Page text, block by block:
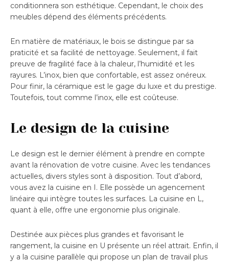
conditionnera son esthétique. Cependant, le choix des
meubles dépend des éléments précédents.
En matière de matériaux, le bois se distingue par sa
praticité et sa facilité de nettoyage. Seulement, il fait
preuve de fragilité face à la chaleur, l’humidité et les
rayures. L’inox, bien que confortable, est assez onéreux.
Pour finir, la céramique est le gage du luxe et du prestige.
Toutefois, tout comme l’inox, elle est coûteuse.
Le design de la cuisine
Le design est le dernier élément à prendre en compte
avant la rénovation de votre cuisine. Avec les tendances
actuelles, divers styles sont à disposition. Tout d’abord,
vous avez la cuisine en I. Elle possède un agencement
linéaire qui intègre toutes les surfaces. La cuisine en L,
quant à elle, offre une ergonomie plus originale.
Destinée aux pièces plus grandes et favorisant le
rangement, la cuisine en U présente un réel attrait. Enfin, il
y a la cuisine parallèle qui propose un plan de travail plus